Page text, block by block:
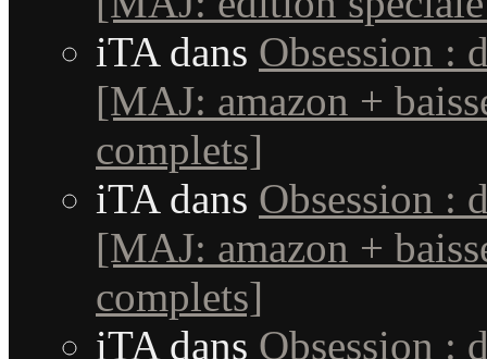
iTAdans Obsession :
[MAJ: amazon +
complets]
iTAdans Obsession :
[MAJ: amazon +
complets]
iTAdans Obsession :